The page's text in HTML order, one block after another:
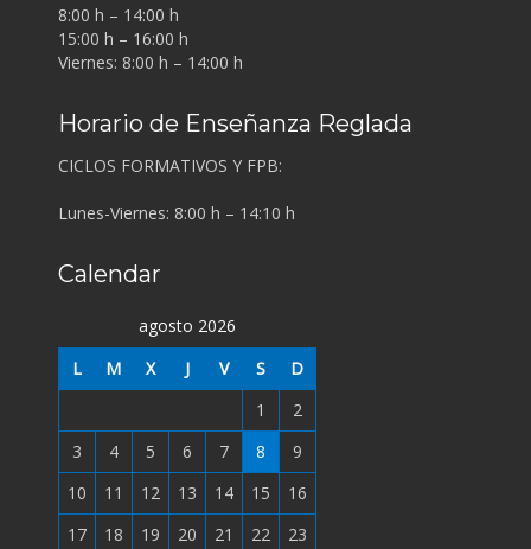
8:00 h – 14:00 h
15:00 h – 16:00 h
Viernes: 8:00 h – 14:00 h
Horario de Enseñanza Reglada
CICLOS FORMATIVOS Y FPB:
Lunes-Viernes: 8:00 h – 14:10 h
Calendar
agosto 2026
L
M X J V S
D
1
2
3
4 5 6 7 8
9
10
11 12 13 14 15
16
17
18 19 20 21 22 23